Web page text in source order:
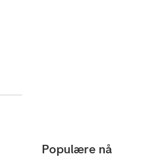
Populære nå